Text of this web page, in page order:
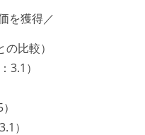
を獲得／
比較）
3.1）
）